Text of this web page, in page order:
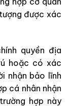
được xác
quyền địa
hoặc có xác
nhận bảo lĩnh
cá nhân nhận
hợp này